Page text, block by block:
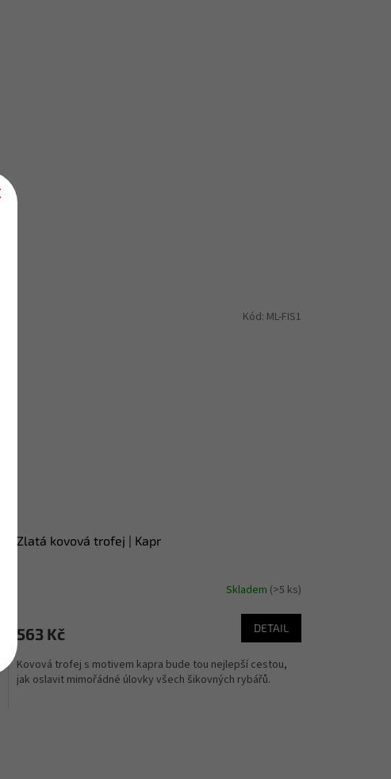
Zlatá kovová trofej | Kapr
Skladem (>5 ks)
563 Kč DETAIL
Kovová trofej s motivem kapra bude tou nejlepší cestou,
jak oslavit mimořádné úlovky všech šikovných rybářů.
Kód: ML-FIS1